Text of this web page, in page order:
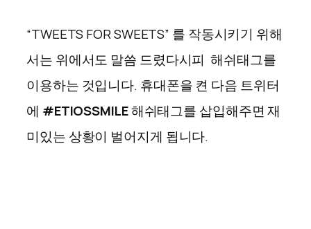
“TWEETS FOR SWEETS” 를 작동시키기 위해
서는 위에서도 말씀 드렸다시피 해쉬태그를
이용하는 것입니다. 휴대폰을 켠 다음 트위터
에 #ETIOSSMILE해쉬태그를 삽입해주면 재
미있는 상황이 벌어지게 됩니다.